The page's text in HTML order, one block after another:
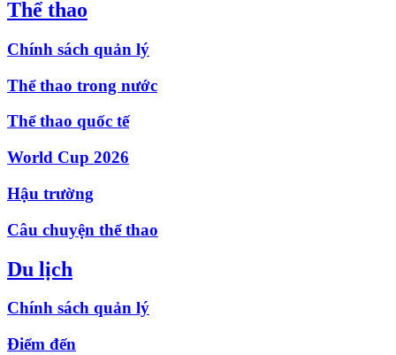
Thể thao
Chính sách quản lý
Thể thao trong nước
Thể thao quốc tế
World Cup 2026
Hậu trường
Câu chuyện thể thao
Du lịch
Chính sách quản lý
Điểm đến